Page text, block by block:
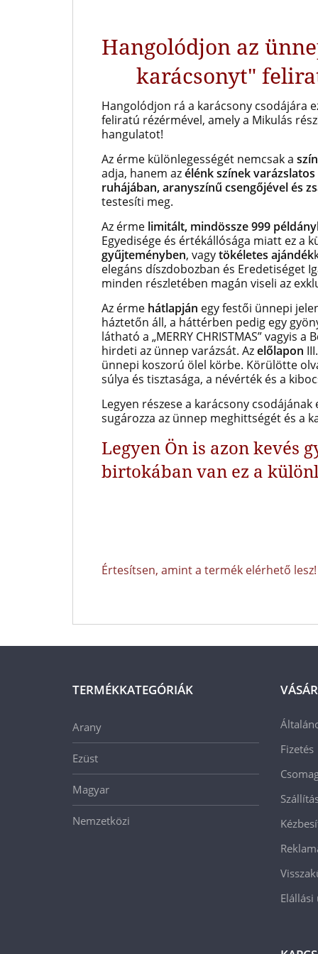
Hangolódjon az
karácsonyt"
Hangolódjon rá a karácsony csodájára
feliratú rézérmével, amely a Mikulás
hangulatot!
Az érme különlegességét nemcsak a
adja, hanem azélénk színek
ruhájában, aranyszínű csengőjével és
testesíti meg.
Az érme limitált, mindössze 999
Egyedisége és értékállósága miatt ez a
gyűjteményben, vagytökéletes ajándék
elegáns díszdobozban és Eredetiséget
minden részletében magán viseli az
Az érme hátlapján egy festői ünnepi
háztetőn áll, a háttérben pedig egy
látható a „MERRY CHRISTMAS” vagyis
hirdeti az ünnep varázsát. Azelőlapon
ünnepi koszorú ölel körbe. Körülötte
súlya és tisztasága, a névérték és a
Legyen részese a karácsony
sugározza az ünnep meghittségét és a
Legyen Ön is azon kevés
birtokában van ez a
Értesítsen, amint a termék elérhető lesz!
TERMÉKKATEGÓRIÁK
Arany
Ezüst
Magyar
Nemzetközi
Fizetés
Elállási